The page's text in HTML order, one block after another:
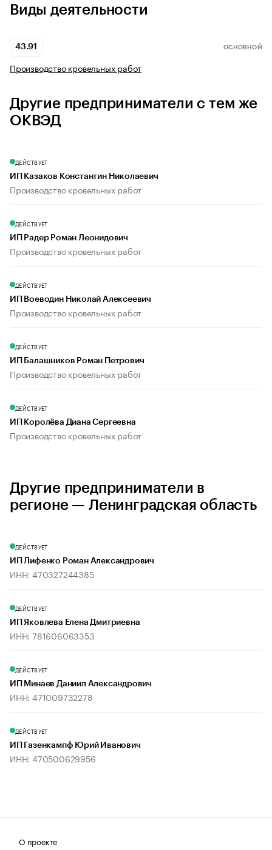
Виды деятельности
43.91 ОСНОВНОЙ
Производство кровельных работ
Другие предприниматели с тем же
ОКВЭД
ДЕЙСТВУЕТ
ИП Казаков Константин Николаевич
Производство кровельных работ
ДЕЙСТВУЕТ
ИП Радер Роман Леонидович
Производство кровельных работ
ДЕЙСТВУЕТ
ИП Воеводин Николай Алексеевич
Производство кровельных работ
ДЕЙСТВУЕТ
ИП Балашников Роман Петрович
Производство кровельных работ
ДЕЙСТВУЕТ
ИП Королёва Диана Сергеевна
Производство кровельных работ
Другие предприниматели в
регионе — Ленинградская область
ДЕЙСТВУЕТ
ИП Лифенко Роман Александрович
ИНН: 470327244385
ДЕЙСТВУЕТ
ИП Яковлева Елена Дмитриевна
ИНН: 781606063353
ДЕЙСТВУЕТ
ИП Минаев Даниил Александрович
ИНН: 471009732278
ДЕЙСТВУЕТ
ИП Газенкампф Юрий Иванович
ИНН: 470500629956
О проекте